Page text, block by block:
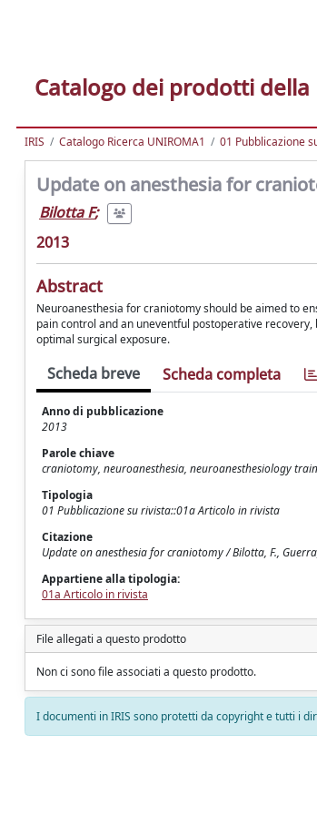
Catalogo dei prodotti della
IRIS Catalogo Ricerca UNIROMA1 01 Pubblicazione
Update on anesthesia for
Bilotta F;
2013
Abstract
Neuroanesthesia for craniotomy should be aimed to
pain control and an uneventful postoperative
optimal surgical exposure.
Scheda breve Scheda completa
Anno di pubblicazione
2013
Parole chiave
craniotomy, neuroanesthesia, neuroanesthesiology
Tipologia
01 Pubblicazione su rivista::01a Articolo in rivista
Citazione
Update on anesthesia for craniotomy / Bilotta, F., Guerra,
Appartiene alla tipologia:
01a Articolo in rivista
File allegati a questo prodotto
Non ci sono file associati a questo prodotto.
I documenti in IRIS sono protetti da copyright e tutti i